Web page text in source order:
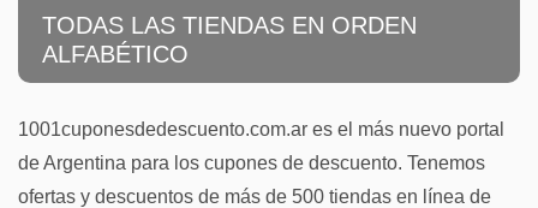
TODAS LAS TIENDAS EN ORDEN
ALFABÉTICO
1001cuponesdedescuento.com.ar es el más nuevo portal
de Argentina para los cupones de descuento. Tenemos
ofertas y descuentos de más de 500 tiendas en línea de